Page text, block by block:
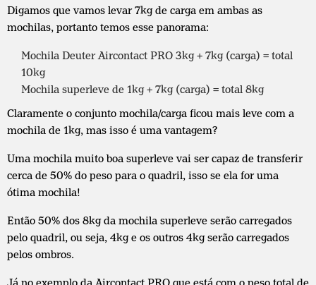
Digamos que vamos levar 7kg de carga em ambas as
mochilas, portanto temos esse panorama:
Mochila Deuter Aircontact PRO 3kg + 7kg (carga) = total
10kg
Mochila superleve de 1kg + 7kg (carga) = total 8kg
Claramente o conjunto mochila/carga ficou mais leve com a
mochila de 1kg, mas isso é uma vantagem?
Uma mochila muito boa superleve vai ser capaz de transferir
cerca de 50% do peso para o quadril, isso se ela for uma
ótima mochila!
Então 50% dos 8kg da mochila superleve serão carregados
pelo quadril, ou seja, 4kg e os outros 4kg serão carregados
pelos ombros.
Já no exemplo da Aircontact PRO que está com o peso total de